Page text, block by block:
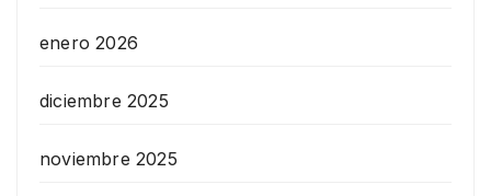
enero 2026
diciembre 2025
noviembre 2025